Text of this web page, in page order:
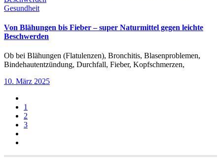
Gesundheit
Von Blähungen bis Fieber – super Naturmittel gegen leichte
Beschwerden
Ob bei Blähungen (Flatulenzen), Bronchitis, Blasenproblemen,
Bindehautentzündung, Durchfall, Fieber, Kopfschmerzen,
10. März 2025
1
2
3